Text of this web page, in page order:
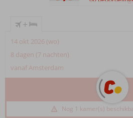
+
14 okt 2026 (wo)
8 dagen (7 nachten)
vanaf Amsterdam
Nog 1 kamer(s)